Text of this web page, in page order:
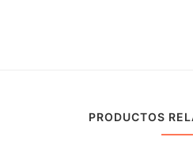
PRODUCTOS